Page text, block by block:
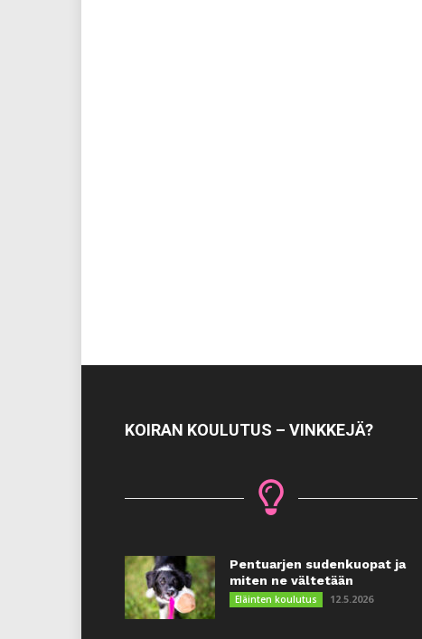
KOIRAN KOULUTUS – VINKKEJÄ?
Pentuarjen sudenkuopat ja
miten ne vältetään
Eläinten koulutus 12.5.2026